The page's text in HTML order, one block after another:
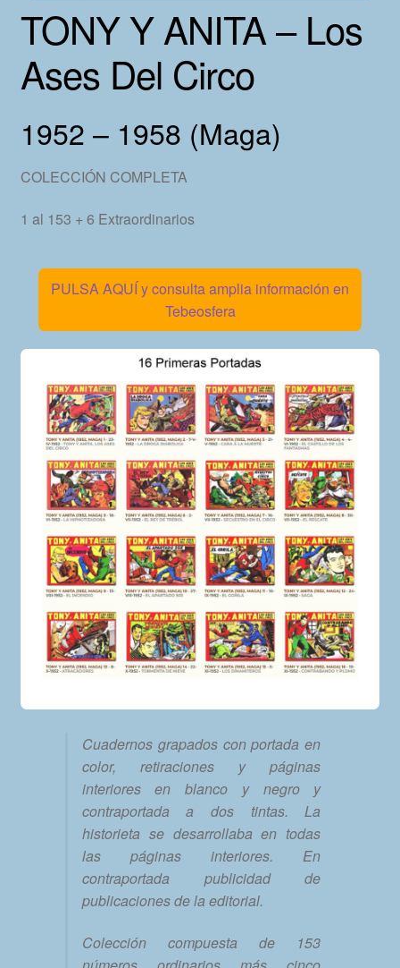
TONY Y ANITA – Los
Ases Del Circo
1952 – 1958 (Maga)
COLECCIÓN COMPLETA
1 al 153 + 6 Extraordinarios
PULSA AQUÍ y consulta amplia información en
Tebeosfera
Cuadernos grapados con portada en
color, retiraciones y páginas
interiores en blanco y negro y
contraportada a dos tintas. La
historieta se desarrollaba en todas
las páginas interiores. En
contraportada publicidad de
publicaciones de la editorial.
Colección compuesta de 153